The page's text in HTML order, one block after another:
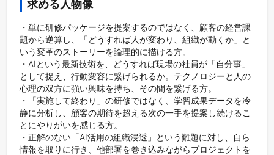
求める人物像
・単に研修パッケージを提案するのではなく、顧客の経営課
題から逆算し、「どうすれば人が変わり、組織が動くか」と
いう変革のストーリーを論理的に描ける方。
・AIという最新技術を、どうすれば現場の社員が「自分事」
として捉え、行動変容に繋げられるか。テクノロジーと人の
心理の双方に強い興味を持ち、その間を繋げる方。
・「実施して終わり」の研修ではなく、学習成果データを冷
静に分析し、顧客の期待を超える次の一手を提案し続けるこ
とにやりがいを感じる方。
・正解のない「AI活用の組織浸透」という難題に対し、自ら
情報を取りに行き、他部署を巻き込みながらプロジェクトを